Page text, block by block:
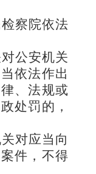
察院依法
公安机关
依法作出
、法规或
处罚的，
对应当向
件，不得